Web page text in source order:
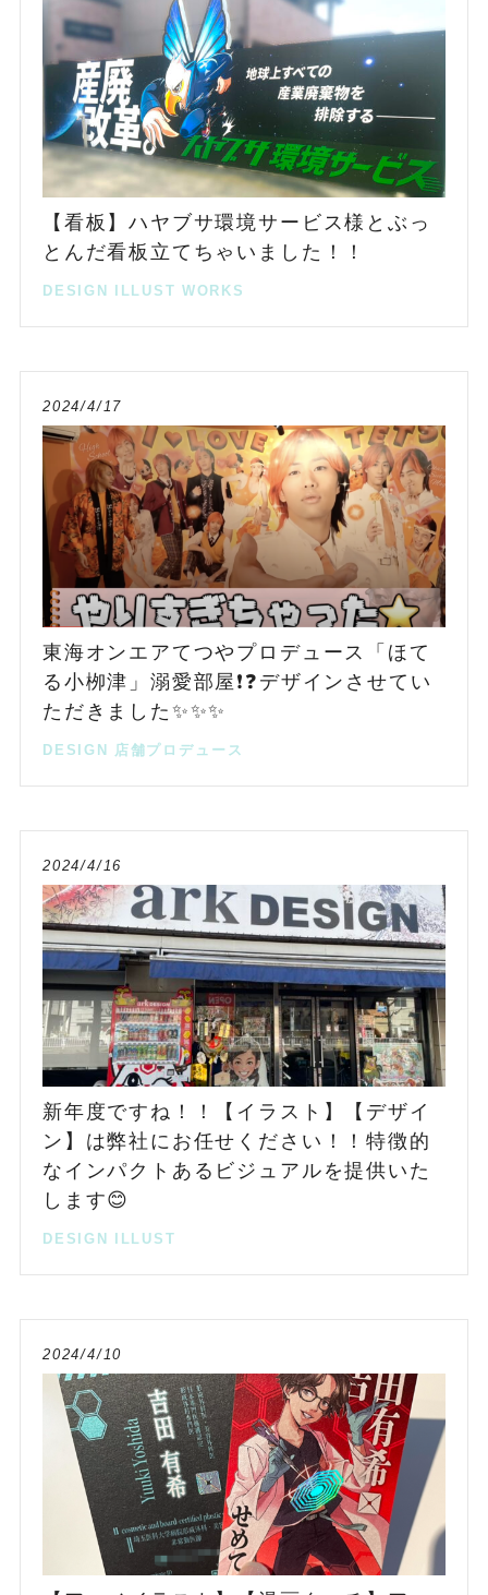
【看板】ハヤブサ環境サービス様とぶっ
とんだ看板立てちゃいました！！
DESIGN ILLUST WORKS
2024/4/17
東海オンエアてつやプロデュース「ほて
る小栁津」溺愛部屋❗️❓デザインさせてい
ただきました✨✨✨
DESIGN 店舗プロデュース
2024/4/16
新年度ですね！！【イラスト】【デザイ
ン】は弊社にお任せください！！特徴的
なインパクトあるビジュアルを提供いた
します😊
DESIGN ILLUST
2024/4/10